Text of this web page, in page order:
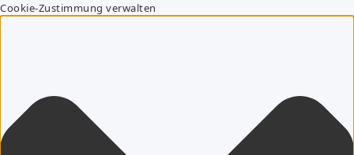
Cookie-Zustimmung verwalten